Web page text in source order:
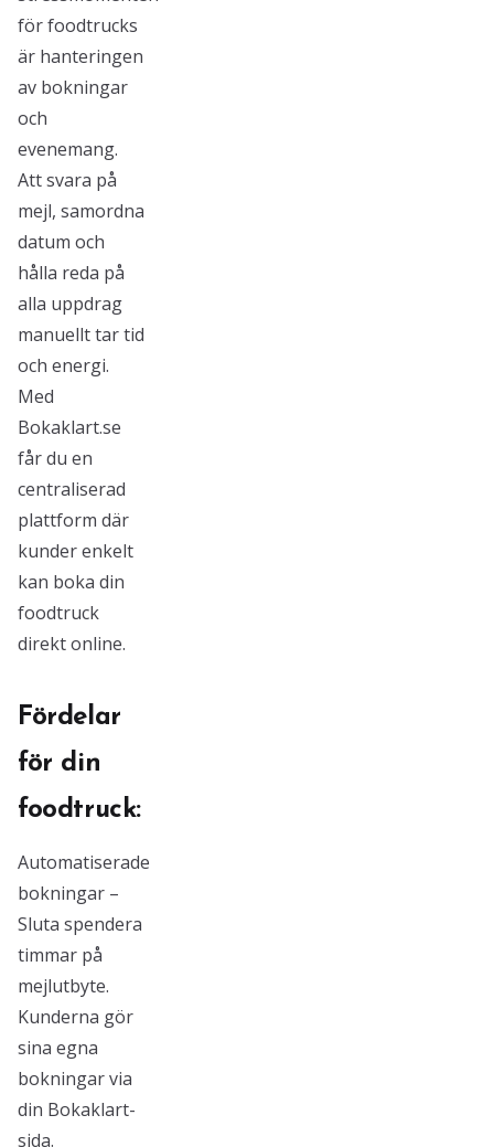
för foodtrucks
är hanteringen
av bokningar
och
evenemang.
Att svara på
mejl, samordna
datum och
hålla reda på
alla uppdrag
manuellt tar tid
och energi.
Med
Bokaklart.se
får du en
centraliserad
plattform där
kunder enkelt
kan boka din
foodtruck
direkt online.
Fördelar
för din
foodtruck:
Automatiserade
bokningar –
Sluta spendera
timmar på
mejlutbyte.
Kunderna gör
sina egna
bokningar via
din Bokaklart-
sida.